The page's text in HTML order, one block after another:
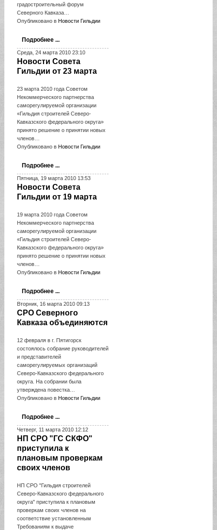
градостроительный форум
Северного Кавказа…
Опубликовано в Новости Гильдии
Подробнее ...
Среда, 24 марта 2010 23:10
Новости Совета
Гильдии от 23 марта
23 марта 2010 года Советом
Некоммерческого партнерства
саморегулируемой организации
«Гильдия строителей Северо-
Кавказского федерального округа»
принято решение о принятии новых
членов…
Опубликовано в Новости Гильдии
Подробнее ...
Пятница, 19 марта 2010 13:53
Новости Совета
Гильдии от 19 марта
19 марта 2010 года Советом
Некоммерческого партнерства
саморегулируемой организации
«Гильдия строителей Северо-
Кавказского федерального округа»
принято решение о принятии новых
членов…
Опубликовано в Новости Гильдии
Подробнее ...
Вторник, 16 марта 2010 09:13
СРО Северного
Кавказа объединяются
12 февраля в г. Пятигорск
состоялось собрание руководителей
и представителей
саморегулируемых организаций
Северо-Кавказского федерального
округа. На собрании была
утверждена повестка…
Опубликовано в Новости Гильдии
Подробнее ...
Четверг, 11 марта 2010 12:12
НП СРО "ГС СКФО"
приступила к
плановым проверкам
своих членов
НП СРО "Гильдия строителей
Северо-Кавказского федерального
округа" приступила к плановым
проверкам своих членов на
соответствие установленным
Требованиям к выдаче